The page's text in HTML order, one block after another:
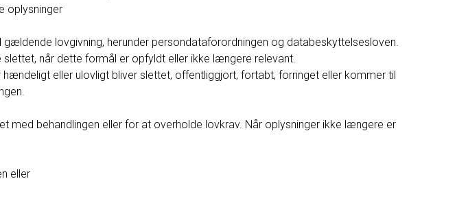
oplysninger
lovgivning, herunder persondataforordningen og databeskyttelsesloven.
slettet, når dette formål er opfyldt eller ikke længere relevant.
eller ulovligt bliver slettet, offentliggjort, fortabt, forringet eller kommer til
behandlingen eller for at overholde lovkrav. Når oplysninger ikke længere er
eller